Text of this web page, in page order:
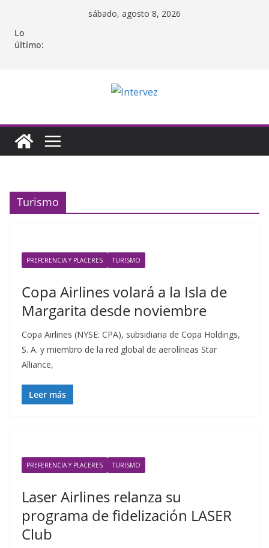
contenido
sábado, agosto 8, 2026
Lo
último:
Turismo
PREFERENCIA Y PLACERES TURISMO
Copa Airlines volará a la Isla de
Margarita desde noviembre
Copa Airlines (NYSE: CPA), subsidiaria de Copa Holdings,
S. A. y miembro de la red global de aerolíneas Star
Alliance,
Leer más
PREFERENCIA Y PLACERES TURISMO
Laser Airlines relanza su
programa de fidelización LASER
Club